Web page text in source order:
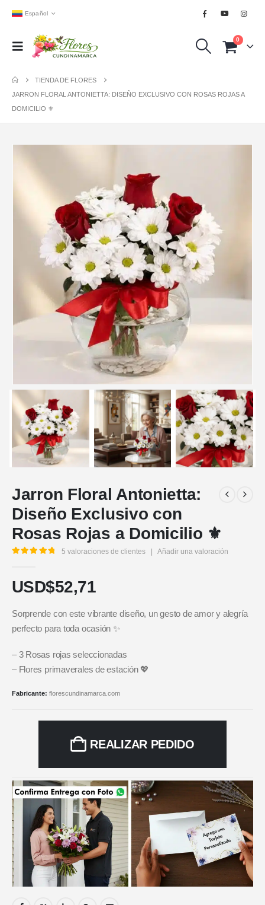
Español
0
TIENDA DE FLORES
JARRON FLORAL ANTONIETTA: DISEÑO EXCLUSIVO CON ROSAS ROJAS A
DOMICILIO ⚜️
Jarron Floral Antonietta:
Diseño Exclusivo con
Rosas Rojas a Domicilio ⚜️
5 valoraciones de clientes Añadir una valoración
USD$52,71
Sorprende con este vibrante diseño, un gesto de amor y alegría
perfecto para toda ocasión ✨
– 3 Rosas rojas seleccionadas
– Flores primaverales de estación 💖
Fabricante: florescundinamarca.com
REALIZAR PEDIDO